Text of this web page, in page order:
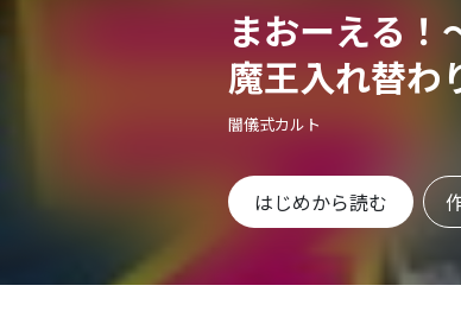
まおーえる
魔王入れ替わ
闇儀式カルト
はじめから読む